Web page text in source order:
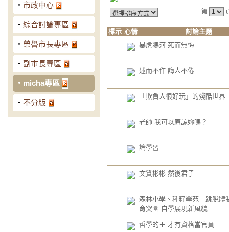
‧ 市政中心
‧ 綜合討論專區
‧ 榮譽市長專區
‧ 副市長專區
‧ micha專區
‧ 不分版
第
標示 心情
討論主題
暴虎馮河 死而無悔
述而不作 誨人不倦
「欺負人很好玩」的殘酷世界
老師 我可以原諒妳嗎？
論學習
文質彬彬 然後君子
森林小學、種籽學苑…跳脫體
育突圍 自學展現新風貌
哲學的王 才有資格當官員